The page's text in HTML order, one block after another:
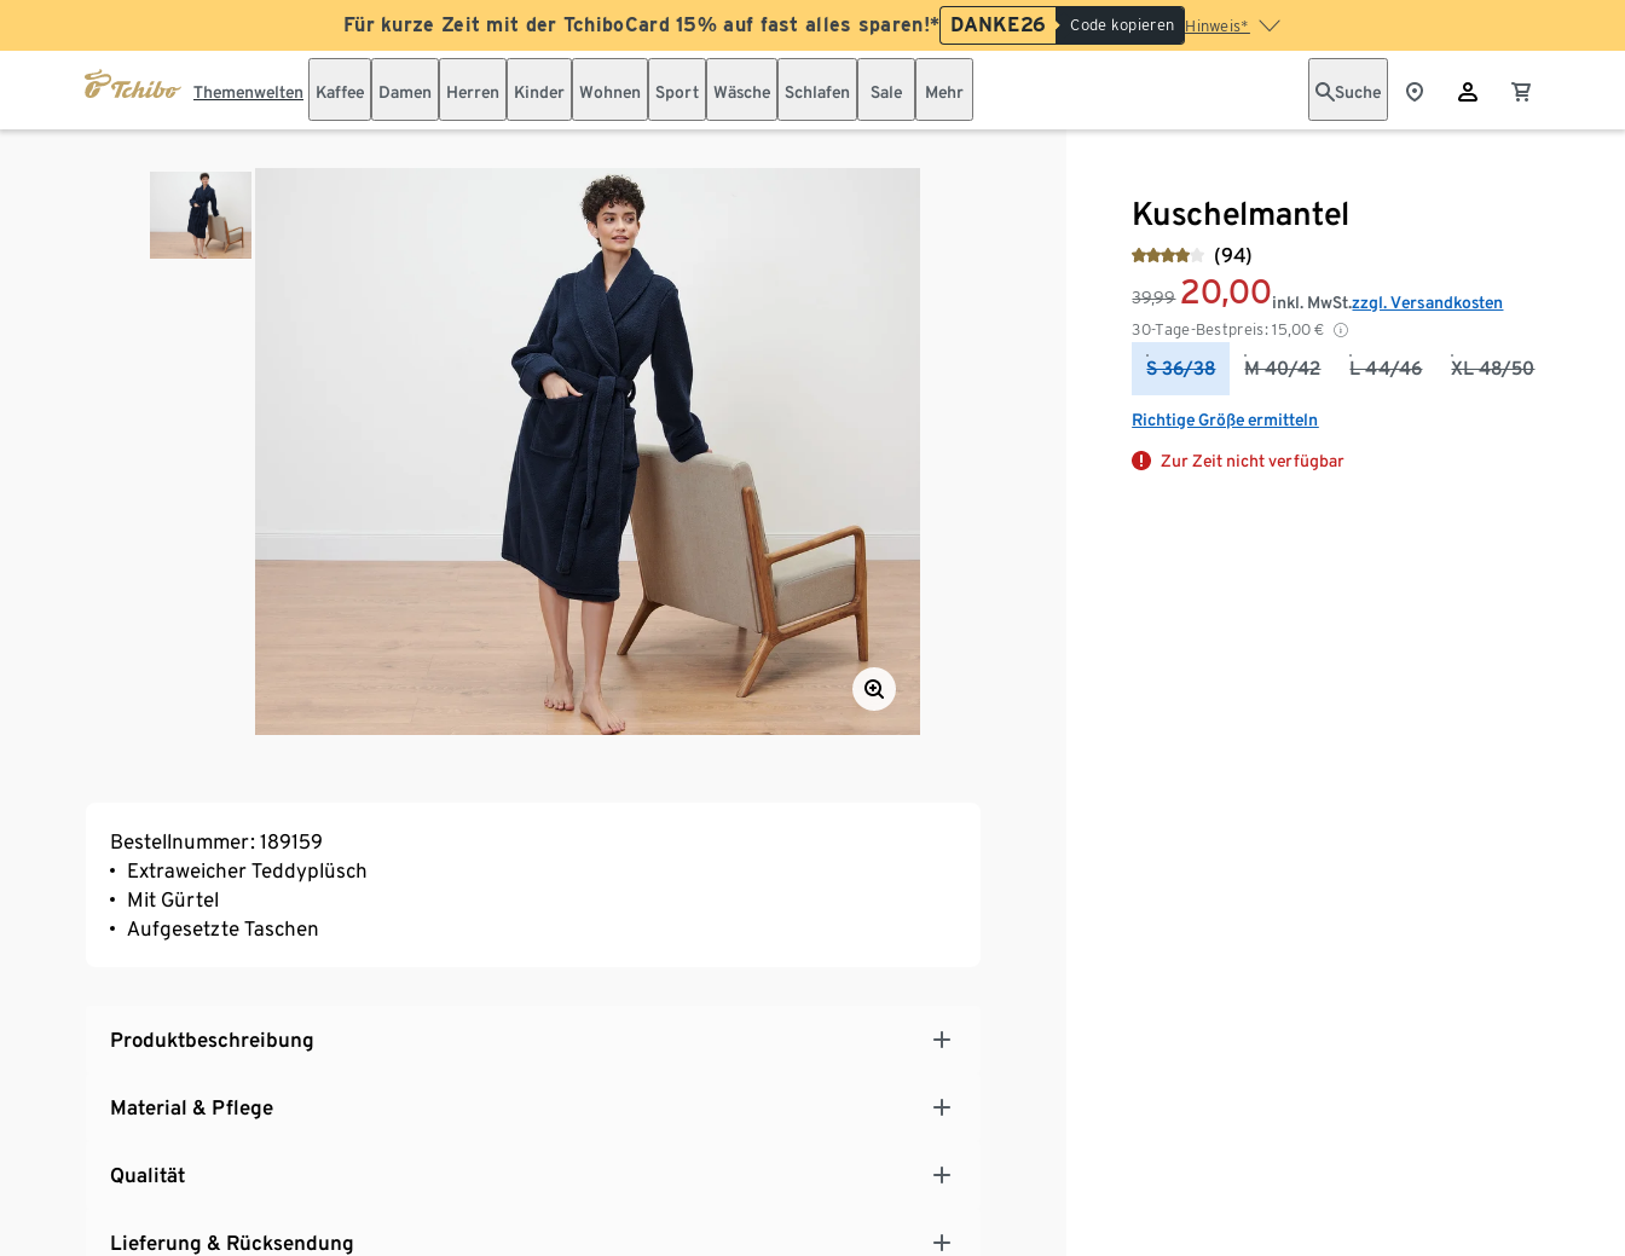
Für kurze Zeit mit der TchiboCard 15% auf fast alles sparen!* DANKE26 Code kopieren Hinweis*
Themenwelten Kaffee Damen Herren Kinder Wohnen Sport Wäsche Schlafen Sale Mehr Suche
Kuschelmantel
(94)
39,99 20,00
30-Tage-Bestpreis: 15,00 €
inkl. MwSt.zzgl. Versandkosten
S 36/38 M 40/42 L 44/46 XL 48/50
Richtige Größe ermitteln
Zur Zeit nicht verfügbar
Bestellnummer: 189159
Extraweicher Teddyplüsch
Mit Gürtel
Aufgesetzte Taschen
Produktbeschreibung
Material & Pflege
Qualität
Lieferung & Rücksendung